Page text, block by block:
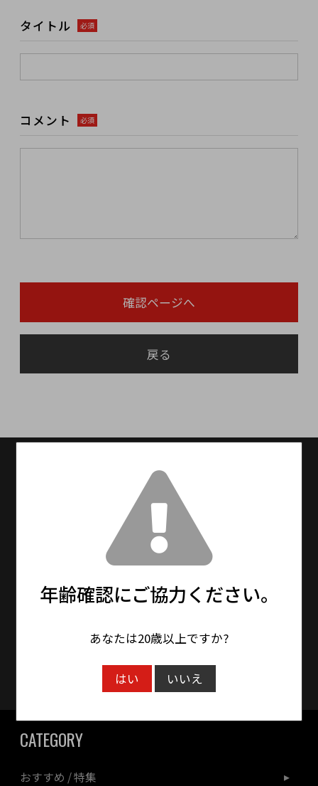
タイトル 必須
コメント 必須
確認ページへ
戻る
送料設定：15000円(税抜)以上で送料無料
（※北海道・九州は別途600円、沖縄は別途
1,500円を頂戴しております。）
13時までの注文で最短即日発送！
※メーカーお取り寄せ商品は、5〜7日程度で発
送となります。
※年末年始・大型連休期間中は通常より更にお
クレジットカード対応
CATEGORY
おすすめ / 特集
年齢確認にご協力ください。
あなたは20歳以上ですか?
はい いいえ